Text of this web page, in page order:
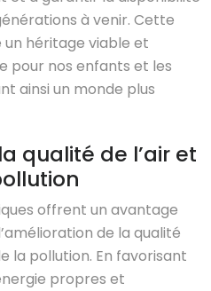
à venir. Cette
héritage viable et
pour nos enfants et les
ainsi un monde plus
qualité de l’air et
offrent un avantage
de la qualité
la pollution. En favorisant
propres et